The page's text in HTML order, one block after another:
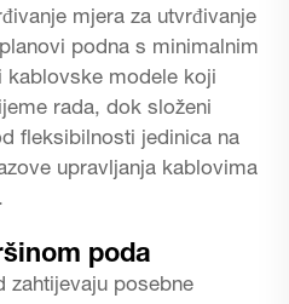
mjera za utvrđivanje
podna s minimalnim
modele koji
rada, dok složeni
fleksibilnosti jedinica na
upravljanja kablovima
poda
zahtijevaju posebne